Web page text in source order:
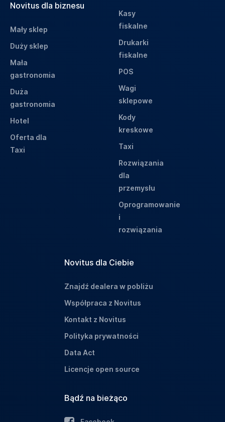
Novitus dla biznesu
Mały sklep
Duży sklep
Mała
gastronomia
Duża
gastronomia
Hotel
Oferta dla
Taxi
Kasy
fiskalne
Drukarki
fiskalne
POS
Wagi
sklepowe
Kody
kreskowe
Taxi
Rozwiązania
dla
przemysłu
Oprogramowanie
i
rozwiązania
Novitus dla Ciebie
Znajdź dealera w pobliżu
Współpraca z Novitus
Kontakt z Novitus
Polityka prywatności
Data Act
Licencje open source
Bądź na bieżąco